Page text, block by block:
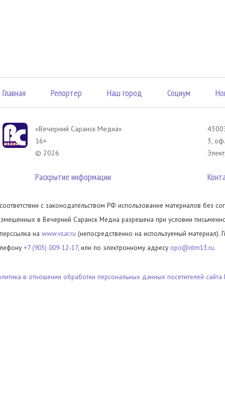
Главная Репортер Наш город Социум
«Вечерний Саранск Mедиа»
16+
© 2026
Раскрытие информации
3,
с законодательством РФ использование материалов без
в Вечерний Саранск Медиа разрешена при условии
на www.vsar.ru (непосредственно на используемый материал).
+7 (905) 009-12-17, или по электронному адресу opo@ntm13.ru.
в отношении обработки персональных данных посетителей